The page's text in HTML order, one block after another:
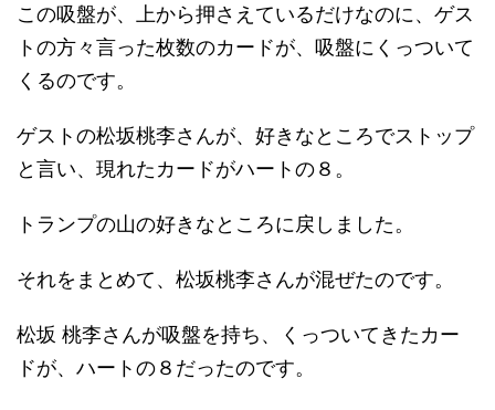
この吸盤が、上から押さえているだけなのに、ゲス
トの方々言った枚数のカードが、吸盤にくっついて
くるのです。
ゲストの松坂桃李さんが、好きなところでストップ
と言い、現れたカードがハートの８。
トランプの山の好きなところに戻しました。
それをまとめて、松坂桃李さんが混ぜたのです。
松坂 桃李さんが吸盤を持ち、くっついてきたカー
ドが、ハートの８だったのです。